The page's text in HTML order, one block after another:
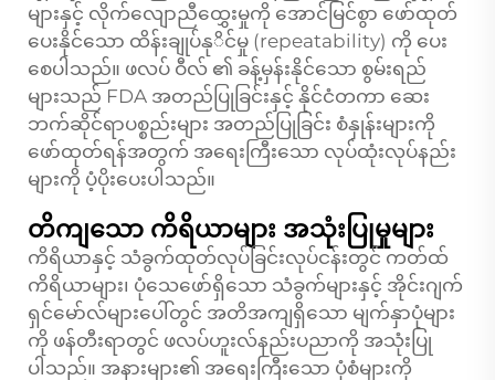
များနှင့် လိုက်လျောညီထွှေးမှုကို အောင်မြင်စွာ ဖော်ထုတ်
ပေးနိုင်သော ထိန်းချုပ်နုိင်မှု (repeatability) ကို ပေး
စေပါသည်။ ဖလပ် ဝီလ် ၏ ခန့်မှန်းနိုင်သော စွမ်းရည်
များသည် FDA အတည်ပြုခြင်းနှင့် နိုင်ငံတကာ ဆေး
ဘက်ဆိုင်ရာပစ္စည်းများ အတည်ပြုခြင်း စံနှုန်းများကို
ဖော်ထုတ်ရန်အတွက် အရေးကြီးသော လုပ်ထုံးလုပ်နည်း
များကို ပံ့ပိုးပေးပါသည်။
တိကျသော ကိရိယာများ အသုံးပြုမှုများ
ကိရိယာနှင့် သံခွက်ထုတ်လုပ်ခြင်းလုပ်ငန်းတွင် ကတ်ထ်
ကိရိယာများ၊ ပုံသေဖော်ရှိသော သံခွက်များနှင့် အိုင်းဂျက်
ရှင်မော်လ်များပေါ်တွင် အတိအကျရှိသော မျက်နှာပုံများ
ကို ဖန်တီးရာတွင် ဖလပ်ဟူးလ်နည်းပညာကို အသုံးပြု
ပါသည်။ အနားများ၏ အရေးကြီးသော ပုံစံများကို